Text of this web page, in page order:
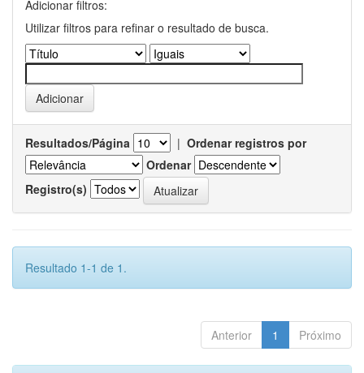
Adicionar filtros:
Utilizar filtros para refinar o resultado de busca.
Resultados/Página | Ordenar registros por
Ordenar
Registro(s)
Resultado 1-1 de 1.
Anterior 1 Próximo